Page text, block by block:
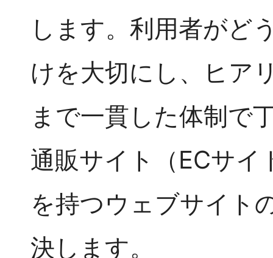
します。利用者がど
けを大切にし、ヒア
まで一貫した体制で
通販サイト（ECサイ
を持つウェブサイト
決します。